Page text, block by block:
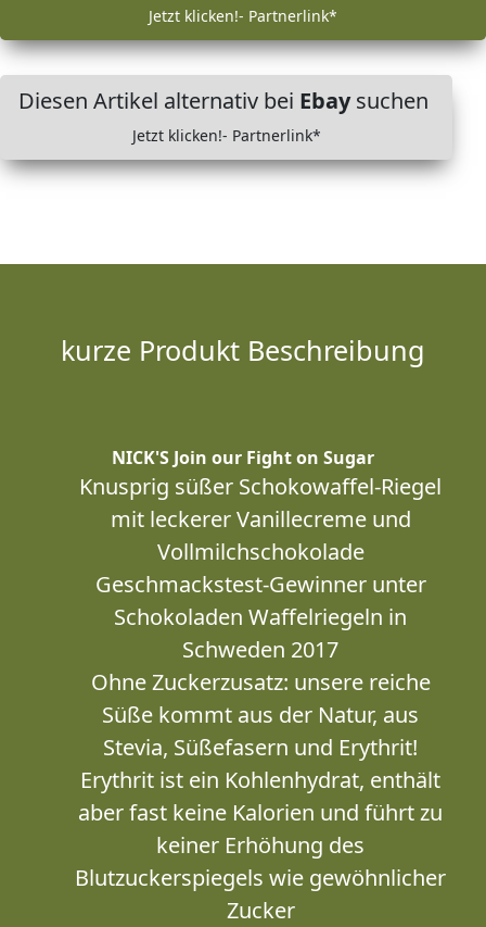
Jetzt klicken!- Partnerlink*
Diesen Artikel alternativ bei Ebaysuchen
Jetzt klicken!- Partnerlink*
kurze Produkt Beschreibung
NICK'S Join our Fight on Sugar
Knusprig süßer Schokowaffel-Riegel
mit leckerer Vanillecreme und
Vollmilchschokolade
Geschmackstest-Gewinner unter
Schokoladen Waffelriegeln in
Schweden 2017
Ohne Zuckerzusatz: unsere reiche
Süße kommt aus der Natur, aus
Stevia, Süßefasern und Erythrit!
Erythrit ist ein Kohlenhydrat, enthält
aber fast keine Kalorien und führt zu
keiner Erhöhung des
Blutzuckerspiegels wie gewöhnlicher
Zucker